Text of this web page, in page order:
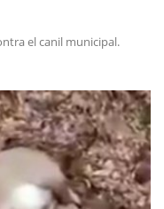
el canil municipal.